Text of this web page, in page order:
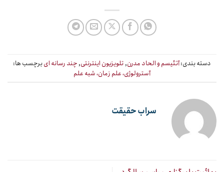
دسته بندی:آتئیسم و الحاد مدرن, تلویزیون اینترنتی, چند رسانه ایبرچسب ها:
آسترولوژی، علم زمان، شبه علم
سراب حقیقت